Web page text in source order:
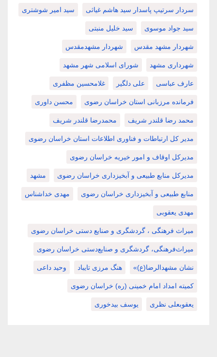
سردار سرتیپ پاسدار سید هاشم غیاثی سید امیر شوشتری
سید جواد موسوی سید خلیل منبتی
شهردار مشهد مقدس شهردار مشهدمقدس
شهرداری مشهد شورای اسلامی شهر مشهد
عارف عباسی علی دلگیر غلامحسین مظفری
فرمانده مرزبانی استان خراسان رضوی محسن داوری
محمد رضا قلندر شریف محمدرضا قلندر شریف
مدیر کل ارتباطات و فناوری اطلاعات استان خراسان رضوی
مدیرکل اوقاف و امور خیریه خراسان رضوی
مدیرکل منابع طبیعی و آبخیزداری خراسان رضوی مشهد
منابع طبیعی و آبخیزداری خراسان رضوی مهدی خداشناس
مهدی یعقوبی
میراث فرهنگی ، گردشگری و صنایع دستی خراسان رضوی
میراث‌فرهنگی، گردشگری و صنایع‌دستی خراسان رضوی
نشان مشهدالرضا(ع)» هنگ مرزی تایباد وحید داعی
کمیته امداد امام خمینی (ره) خراسان رضوی
یعقوبعلی نظری یوسف بیدخوری